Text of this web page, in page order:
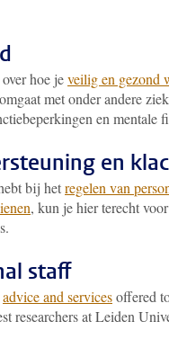
hoe jeveilig en gezond
met onder andere
en mentale
en
bij hetregelen van
, kun je hier terecht
staff
advice and servicesoffered
researchers at Leiden